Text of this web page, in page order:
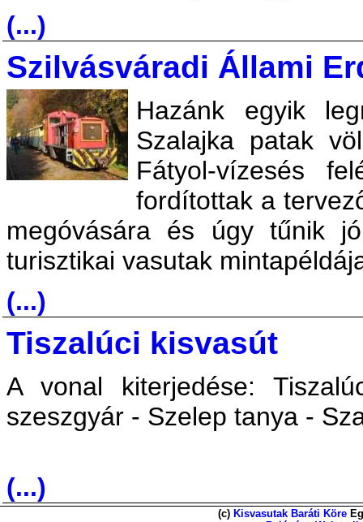
(...)
Szilvásváradi Állami
Hazánk egyik
Szalajka patak
Fátyol-vízesés
fordítottak a
megóvására és úgy tűnik
turisztikai vasutak
(...)
Tiszalúci kisvasút
A vonal kiterjedése:
szeszgyár - Szelep tanya -
(...)
(c) Kisvasutak Baráti Köre